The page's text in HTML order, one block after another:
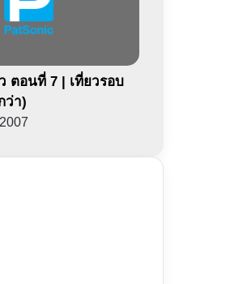
ตอนที่ 7 | เที่ยวรอบ
ว่า)